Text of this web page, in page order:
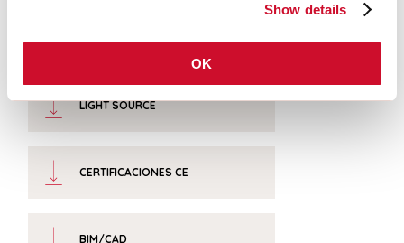
Show details
OK
LIGHT SOURCE
CERTIFICACIONES CE
BIM/CAD